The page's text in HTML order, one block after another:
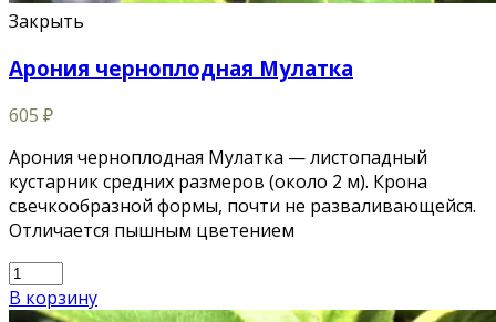
Закрыть
Арония черноплодная Мулатка
605 ₽
Арония черноплодная Мулатка — листопадный
кустарник средних размеров (около 2 м). Крона
свечкообразной формы, почти не разваливающейся.
Отличается пышным цветением
В корзину